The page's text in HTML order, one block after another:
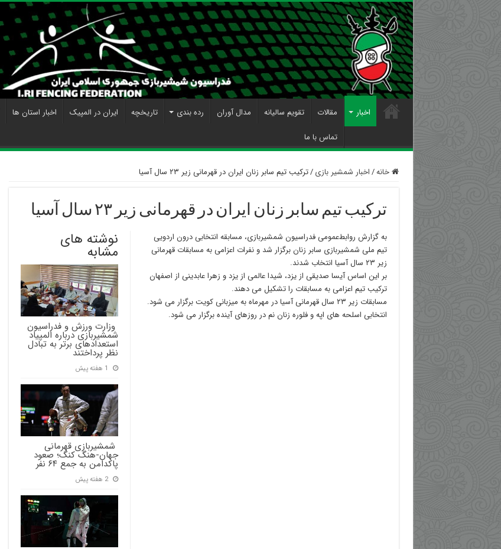
اخبار مقالات تقویم سالیانه مدال آوران رده بندی تاریخچه ایران در المپیک اخبار استان ها
تماس با ما
خانه/اخبار شمشیر بازی /ترکیب تیم سابر زنان ایران در قهرمانی زیر ۲۳ سال آسیا
ترکیب تیم سابر زنان ایران در قهرمانی زیر ۲۳ سال آسیا
نوشته های
مشابه
‍ وزارت ورزش و فدراسیون
شمشیربازی درباره المپیاد
استعدادهای برتر به تبادل
نظر پرداختند
1 هفته پیش
‍ شمشیربازی قهرمانی
جهان-هنگ کنگ؛ صعود
پاکدامن به جمع ۶۴ نفر
2 هفته پیش
به گزارش روابط‌عمومی فدراسیون شمشیربازی، مسابقه انتخابی درون اردویی
تیم ملی شمشیربازی سابر زنان برگزار شد و نفرات اعزامی به مسابقات قهرمانی
زیر ۲۳ سال آسیا انتخاب شدند.
بر این اساس آیسا صدیقی از یزد، شیدا عالمی از یزد و زهرا عابدینی از اصفهان
ترکیب تیم اعزامی به مسابقات را تشکیل می دهند.
مسابقات زیر ۲۳ سال قهرمانی آسیا در مهرماه به میزبانی کویت برگزار می شود.
انتخابی اسلحه های اپه و فلوره زنان نم در روزهای آینده برگزار می شود.